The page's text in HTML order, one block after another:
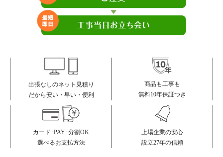
出張なしのネット見積り
だから安い・早い・便利
商品も工事も
無料10年保証つき
カード･PAY･分割OK
選べるお支払方法
上場企業の安心
設立27年の信頼